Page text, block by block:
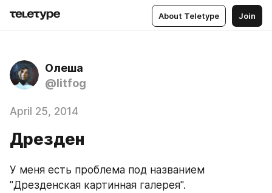
About Teletype Join
Олеша
@litfog
April 25, 2014
Дрезден
У меня есть проблема под названием
"Дрезденская картинная галерея".